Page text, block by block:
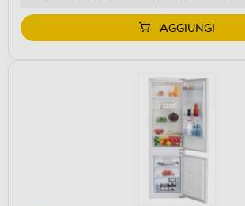
AGGIUNGI